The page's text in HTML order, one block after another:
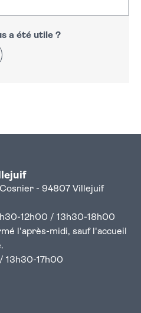
a été utile ?
courriel
- 94807 Villejuif
12h00 / 13h30-18h00
l'après-midi, sauf l'accueil
13h30-17h00